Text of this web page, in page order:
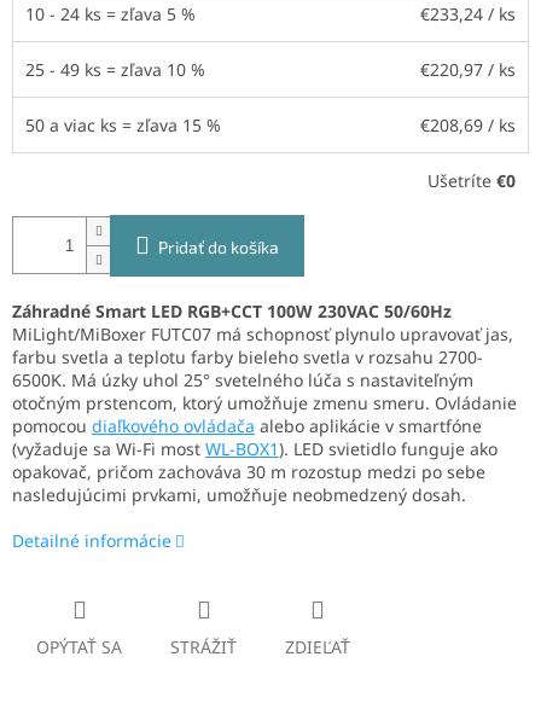
10 - 24 ks = zľava 5 % €233,24 / ks
25 - 49 ks = zľava 10 % €220,97 / ks
50 a viac ks = zľava 15 % €208,69 / ks
Ušetríte €0
Pridať do košíka
Záhradné Smart LED RGB+CCT 100W 230VAC 50/60Hz
MiLight/MiBoxer FUTC07 má schopnosť plynulo upravovať jas,
farbu svetla a teplotu farby bieleho svetla v rozsahu 2700-
6500K. Má úzky uhol 25° svetelného lúča s nastaviteľným
otočným prstencom, ktorý umožňuje zmenu smeru. Ovládanie
pomocou diaľkového ovládača alebo aplikácie v smartfóne
(vyžaduje sa Wi-Fi most WL-BOX1). LED svietidlo funguje ako
opakovač, pričom zachováva 30 m rozostup medzi po sebe
nasledujúcimi prvkami, umožňuje neobmedzený dosah.
Detailné informácie
OPÝTAŤ SA STRÁŽIŤ ZDIEĽAŤ